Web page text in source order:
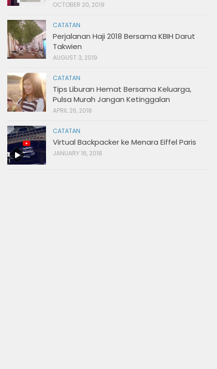
OCTOBER 20, 2019
CATATAN
Perjalanan Haji 2018 Bersama KBIH Darut
Takwien
AUGUST 3, 2019
CATATAN
Tips Liburan Hemat Bersama Keluarga,
Pulsa Murah Jangan Ketinggalan
APRIL 26, 2018
CATATAN
Virtual Backpacker ke Menara Eiffel Paris
JANUARY 16, 2018